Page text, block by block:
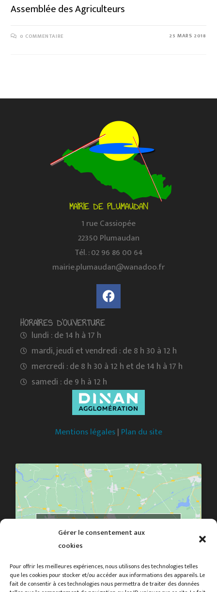
Gérer le consentement aux
cookies
Pour offrir les meilleures expériences, nous utilisons des technologies telles
que les cookies pour stocker et/ou accéder aux informations des appareils. Le
fait de consentir à ces technologies nous permettra de traiter des données
Assemblée des Agriculteurs
0 COMMENTAIRE 25 MARS 2018
MAIRIE DE PLUMAUDAN
1 rue Cassiopée
22350 Plumaudan
Tél. : 02 96 86 00 64
mairie.plumaudan@wanadoo.fr
HORAIRES D'OUVERTURE
lundi : de 14 h à 17 h
mardi, jeudi et vendredi : de 8 h 30 à 12 h
mercredi : de 8 h 30 à 12 h et de 14 h à 17 h
samedi : de 9 h à 12 h
Mentions légales| Plan du site
activer ce contenu